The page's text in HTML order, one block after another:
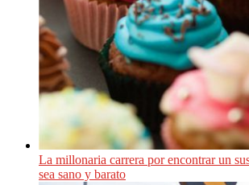
La millonaria carrera por encontrar un
sea sano y barato